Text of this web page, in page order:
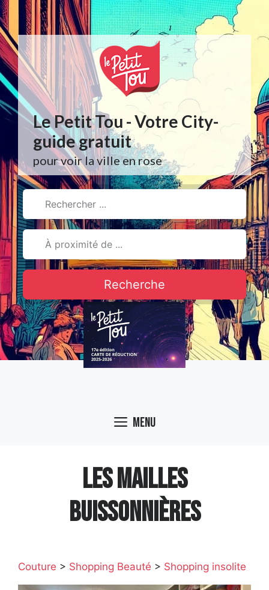
Aller
au
contenu
Le Petit Tou - Votre City-
guide gratuit
pour voir la ville en rose
Recherche
Menu
LES MAILLES
BUISSONNIÈRES
Couture > Shopping Beauté > Shopping insolite